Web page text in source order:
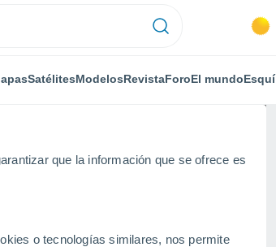
que la información que se ofrece es
o tecnologías similares, nos permite
SatélitesModelosRevistaForoEl mundoEsquí